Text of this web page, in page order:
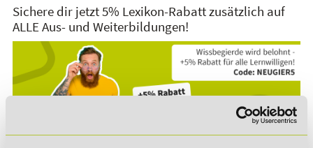
Sichere dir jetzt 5% Lexikon-Rabatt zusätzlich auf
ALLE Aus- und Weiterbildungen!
*Der Rabattcode "NEUGIER5" ist mit weiteren Rabatten
kombinierbar. Wir informieren dich gern.